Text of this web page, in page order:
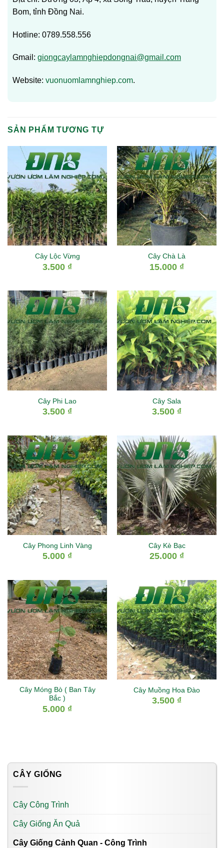
CÂY GIỐNG
Cây Công Trình
Cây Giống Ăn Quả
Cây Giống Cảnh Quan - Công Trình
Bom, tỉnh Đồng Nai.
Hotline: 0789.558.556
Gmail: giongcaylamnghiepdongnai@gmail.com
Website: vuonuomlamnghiep.com.
SẢN PHẨM TƯƠNG TỰ
Cây Lộc Vừng
3.500 ₫
Cây Chà Là
15.000 ₫
Cây Phi Lao
3.500 ₫
Cây Sala
3.500 ₫
Cây Phong Linh Vàng
5.000 ₫
Cây Kè Bạc
25.000 ₫
Cây Móng Bò ( Ban Tây
Bắc )
5.000 ₫
Cây Muồng Hoa Đào
3.500 ₫